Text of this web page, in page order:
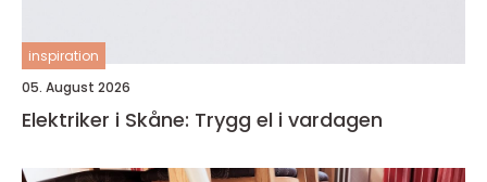
inspiration
05. August 2026
Elektriker i Skåne: Trygg el i vardagen